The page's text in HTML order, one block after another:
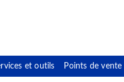
et outils Points de vente